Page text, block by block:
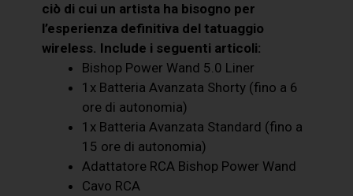
ciò di cui un artista ha bisogno per
l’esperienza definitiva del tatuaggio
wireless. Include i seguenti articoli:
Bishop Power Wand 5.0 Liner
1x Batteria Avanzata Shorty (fino a 6
ore di autonomia)
1x Batteria Avanzata Standard (fino a
15 ore di autonomia)
Adattatore RCA Bishop Power Wand
Cavo RCA